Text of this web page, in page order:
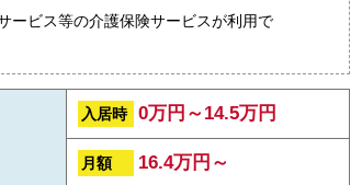
ービス等の介護保険サービスが利用で
入居時 0万円～14.5万円
月額 16.4万円～